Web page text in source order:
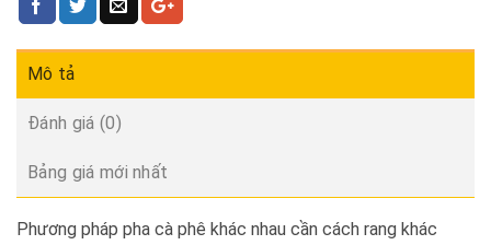
Mô tả
Đánh giá (0)
Bảng giá mới nhất
Phương pháp pha cà phê khác nhau cần cách rang khác